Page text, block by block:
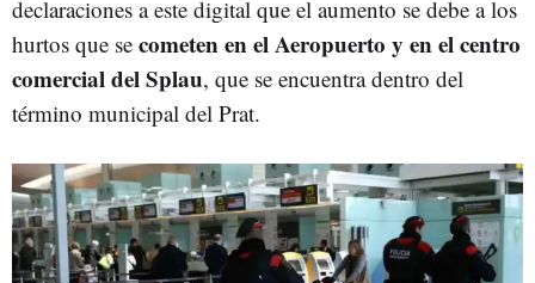
declaraciones a este digital que el aumento se debe a los
hurtos que se cometen en el Aeropuerto y en el centro
comercial del Splau, que se encuentra dentro del
término municipal del Prat.